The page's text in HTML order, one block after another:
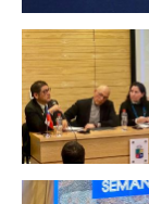
Zoom
Zoom